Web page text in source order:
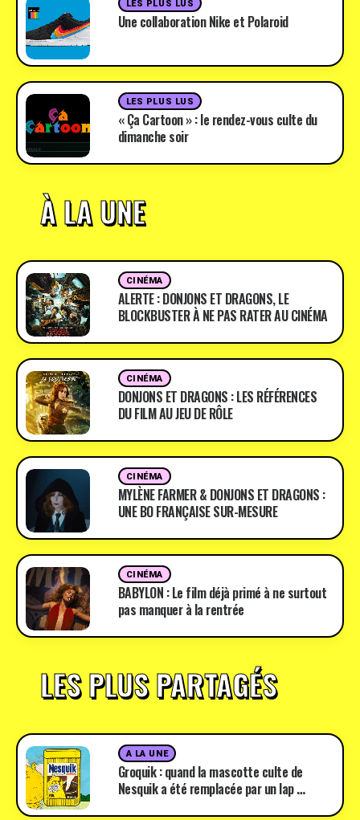
LES PLUS LUS
Une collaboration Nike et Polaroid
LES PLUS LUS
« Ça Cartoon » : le rendez-vous culte du
dimanche soir
À LA UNE
CINÉMA
ALERTE : DONJONS ET DRAGONS, LE
BLOCKBUSTER À NE PAS RATER AU CINÉMA
CINÉMA
DONJONS ET DRAGONS : LES RÉFÉRENCES
DU FILM AU JEU DE RÔLE
CINÉMA
MYLÈNE FARMER & DONJONS ET DRAGONS :
UNE BO FRANÇAISE SUR-MESURE
CINÉMA
BABYLON : Le film déjà primé à ne surtout
pas manquer à la rentrée
LES PLUS PARTAGÉS
A LA UNE
Groquik : quand la mascotte culte de
Nesquik a été remplacée par un lap …